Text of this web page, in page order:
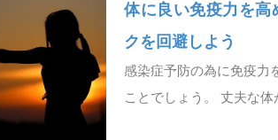
体に良い免疫力を高
クを回避しよう
感染症予防の為に免疫力
ことでしょう。 丈夫な